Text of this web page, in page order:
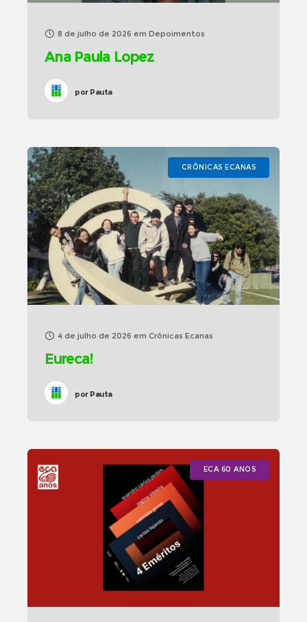
8 de julho de 2026 em Depoimentos
Ana Paula Lopez
porPauta
CRÔNICAS ECANAS
4 de julho de 2026 em Crônicas Ecanas
Eureca!
porPauta
ECA 60 ANOS